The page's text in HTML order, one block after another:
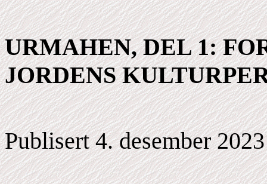
URMAHEN, DEL 1:
JORDENS
Publisert 4. desember